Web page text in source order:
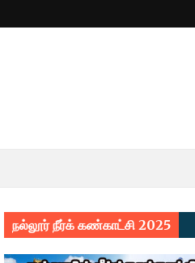
நல்லூர் நீர்க் கண்காட்சி 2025